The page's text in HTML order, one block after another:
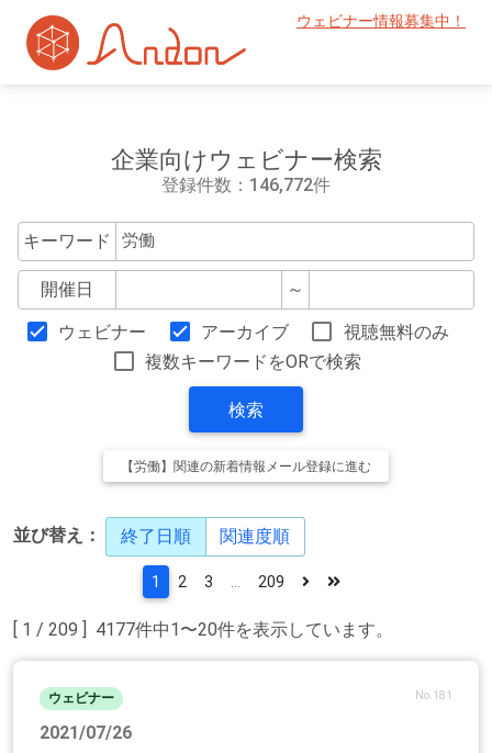
ウェビナー情報募集中！
企業向けウェビナー検索
登録件数：146,772件
キーワード
開催日 ～
ウェビナー アーカイブ
視聴無料のみ
複数キーワードをORで検索
検索
【労働】関連の新着情報メール登録に進む
並び替え： 終了日順 関連度順
[ 1 / 209 ] 4177件中1〜20件を表示しています。
1 2 3 209
ウェビナー No.181
2021/07/26